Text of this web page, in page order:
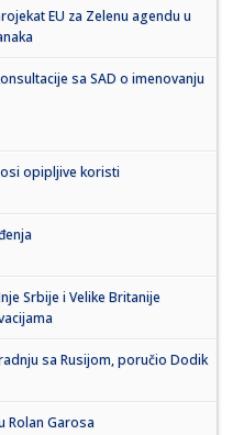
EU za Zelenu agendu u
sa SAD o imenovanju
opipljive koristi
Srbije i Velike Britanije
sa Rusijom, poručio Dodik
Rolan Garosa